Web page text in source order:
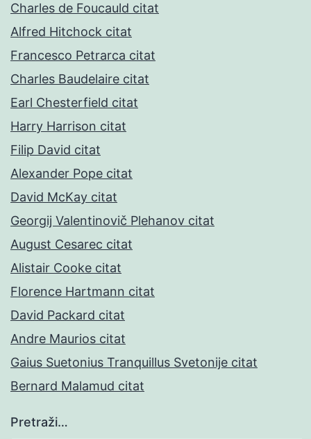
Charles de Foucauld citat
Alfred Hitchock citat
Francesco Petrarca citat
Charles Baudelaire citat
Earl Chesterfield citat
Harry Harrison citat
Filip David citat
Alexander Pope citat
David McKay citat
Georgij Valentinovič Plehanov citat
August Cesarec citat
Alistair Cooke citat
Florence Hartmann citat
David Packard citat
Andre Maurios citat
Gaius Suetonius Tranquillus Svetonije citat
Bernard Malamud citat
Pretraži…